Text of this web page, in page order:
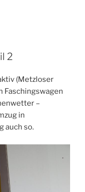
2
(Metzloser
Faschingswagen
–
in
auch so.